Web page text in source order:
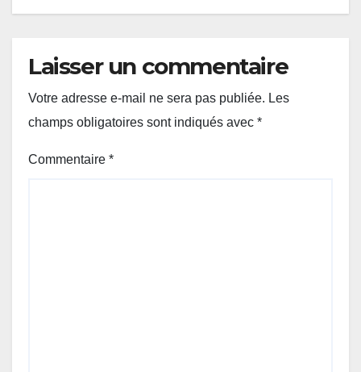
Laisser un commentaire
Votre adresse e-mail ne sera pas publiée. Les
champs obligatoires sont indiqués avec *
Commentaire *